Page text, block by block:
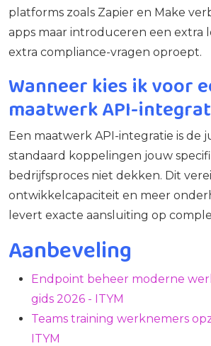
platforms zoals Zapier en Make
apps maar introduceren een extra
extra compliance-vragen oproept.
Wanneer kies ik voor
maatwerk API-
Een maatwerk API-integratie is de
standaard koppelingen jouw
bedrijfsproces niet dekken. Dit
ontwikkelcapaciteit en meer
levert exacte aansluiting op
Aanbeveling
Endpoint beheer moderne
gids 2026 - ITYM
Teams training werknemers
ITYM